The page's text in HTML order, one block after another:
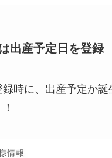
出産予定日を登録
時に、出産予定か誕